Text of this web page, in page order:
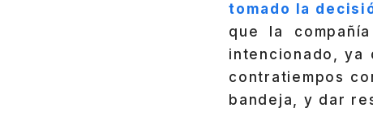
tomado la
que la
intencionado, ya
contratiempos
bandeja, y dar